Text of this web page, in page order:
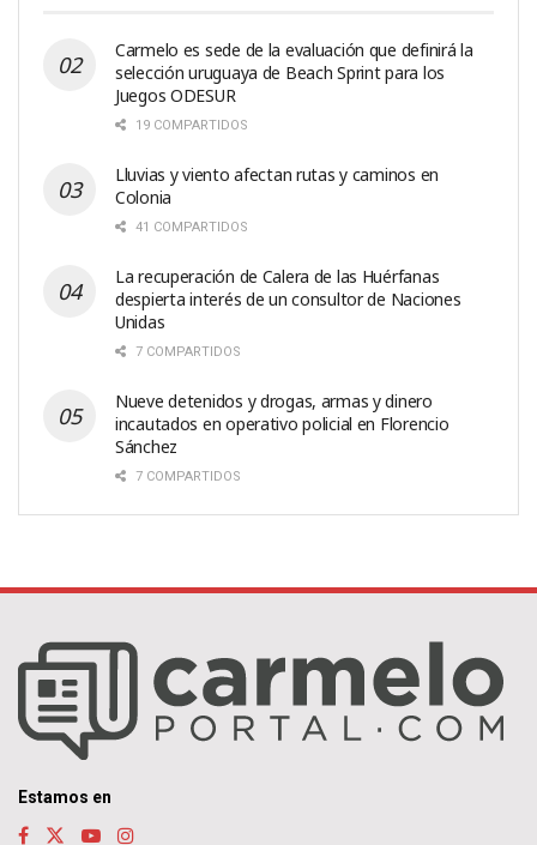
Carmelo es sede de la evaluación que definirá la
selección uruguaya de Beach Sprint para los
Juegos ODESUR
19 COMPARTIDOS
Lluvias y viento afectan rutas y caminos en
Colonia
41 COMPARTIDOS
La recuperación de Calera de las Huérfanas
despierta interés de un consultor de Naciones
Unidas
7 COMPARTIDOS
Nueve detenidos y drogas, armas y dinero
incautados en operativo policial en Florencio
Sánchez
7 COMPARTIDOS
Estamos en